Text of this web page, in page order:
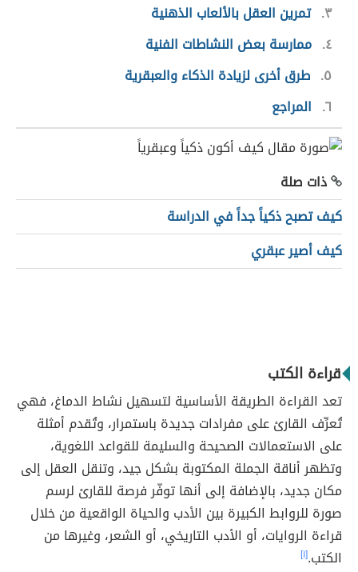
٣ تمرين العقل بالألعاب الذهنية
٤ ممارسة بعض النشاطات الفنية
٥ طرق أخرى لزيادة الذكاء والعبقرية
٦ المراجع
ذات صلة
كيف تصبح ذكياً جداً في الدراسة
كيف أصير عبقري
قراءة الكتب
تعد القراءة الطريقة الأساسية لتسهيل نشاط الدماغ، فهي
تُعرِّف القارئ على مفرادات جديدة باستمرار، وتُقدم أمثلة
على الاستعمالات الصحيحة والسليمة للقواعد اللغوية،
وتظهر أناقة الجملة المكتوبة بشكل جيد، وتنقل العقل إلى
مكان جديد، بالإضافة إلى أنها توفّر فرصة للقارئ لرسم
صورة للروابط الكبيرة بين الأدب والحياة الواقعية من خلال
قراءة الروايات، أو الأدب التاريخي، أو الشعر، وغيرها من
الكتب.[١]